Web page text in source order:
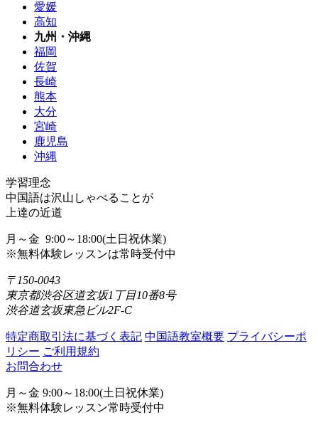
愛媛
高知
九州・沖縄
福岡
佐賀
長崎
熊本
大分
宮崎
鹿児島
沖縄
学習理念
中国語は沢山しゃべることが
上達の近道
月～金 9:00～18:00(土日祝休業)
※無料体験レッスンは常時受付中
〒150-0043
東京都渋谷区道玄坂1丁目10番8号
渋谷道玄坂東急ビル2F-C
特定商取引法に基づく表記 中国語教室概要 プライバシーポ
リシー ご利用規約
お問合わせ
月～金 9:00～18:00(土日祝休業)
※無料体験レッスン常時受付中